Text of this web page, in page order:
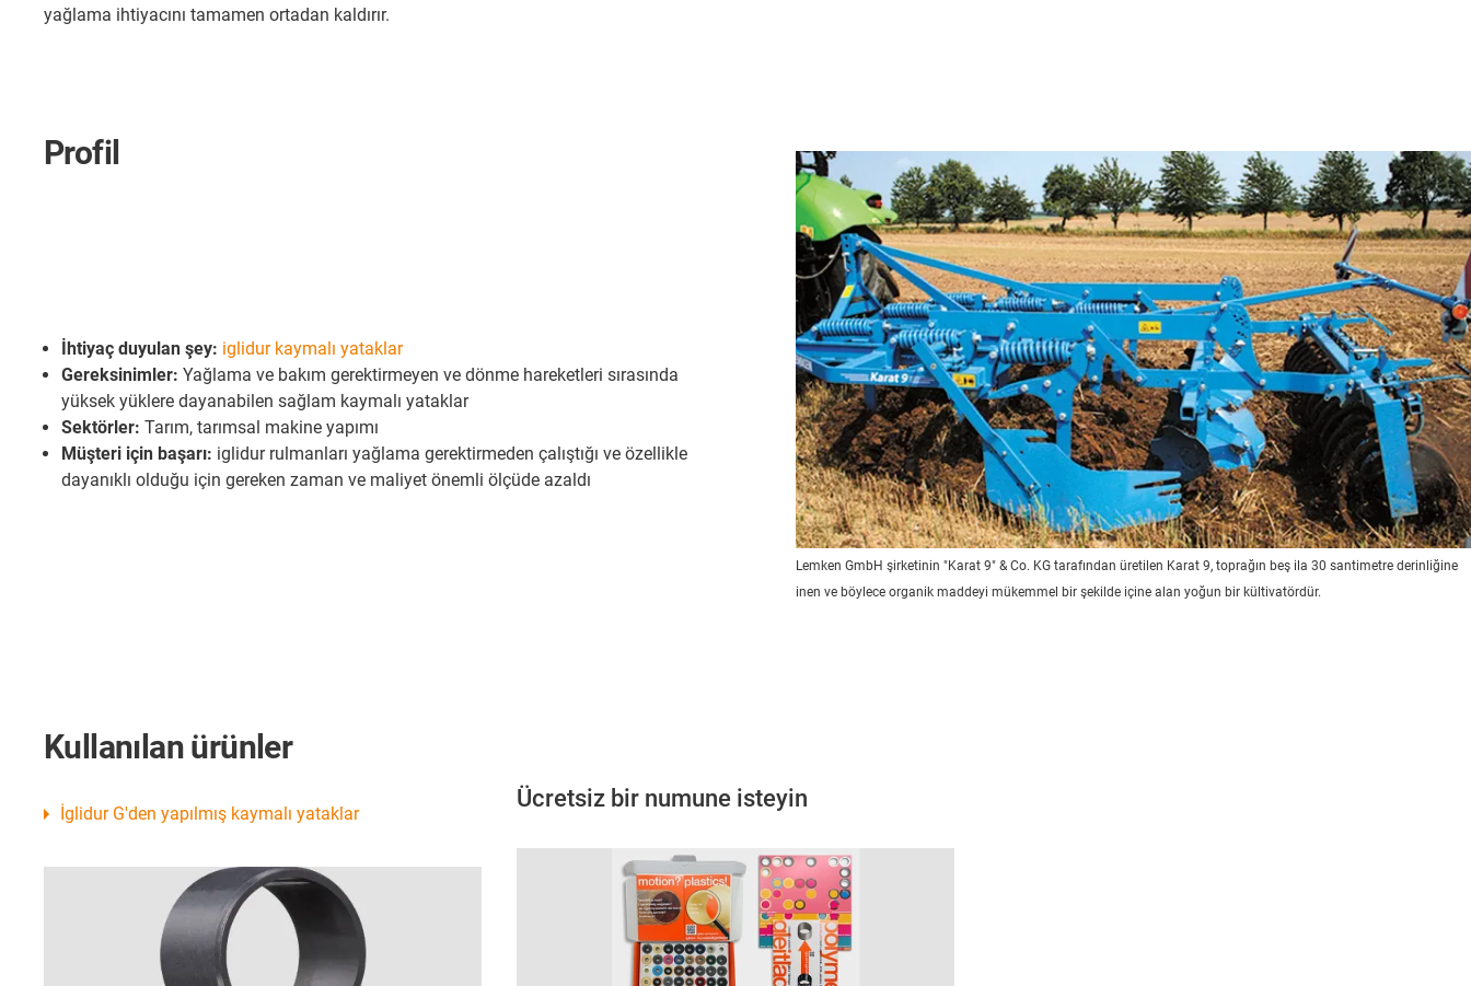
yağlama ihtiyacını tamamen ortadan kaldırır.
Profil
İhtiyaç duyulan şey: iglidur kaymalı yataklar
Gereksinimler: Yağlama ve bakım gerektirmeyen ve dönme hareketleri sırasında
yüksek yüklere dayanabilen sağlam kaymalı yataklar
Sektörler: Tarım, tarımsal makine yapımı
Müşteri için başarı: iglidur rulmanları yağlama gerektirmeden çalıştığı ve özellikle
dayanıklı olduğu için gereken zaman ve maliyet önemli ölçüde azaldı
Lemken GmbH şirketinin "Karat 9" & Co. KG tarafından üretilen Karat 9, toprağın beş ila 30 santimetre derinliğine
inen ve böylece organik maddeyi mükemmel bir şekilde içine alan yoğun bir kültivatördür.
Kullanılan ürünler
İglidur G'den yapılmış kaymalı yataklar
Ücretsiz bir numune isteyin